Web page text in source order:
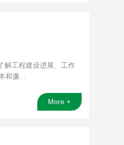
解工程建设进展、工作
廉...
More +